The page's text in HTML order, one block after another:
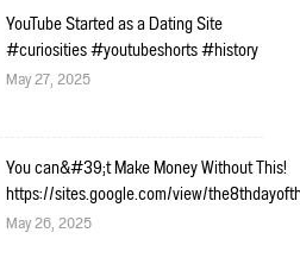
YouTube Started as a Dating Site
#curiosities #youtubeshorts #history
May 27, 2025
You can&#39;t Make Money Without This!
https://sites.google.com/view/
May 26, 2025